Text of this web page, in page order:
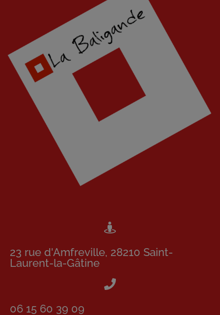
23 rue d'Amfreville, 28210 Saint-
Laurent-la-Gâtine
06 15 60 39 09